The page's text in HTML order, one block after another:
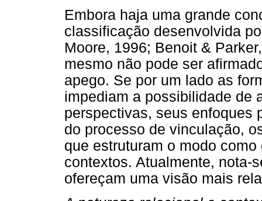
Embora haja uma grande
classificação desenvolvida
Moore, 1996; Benoit &
mesmo não pode ser
apego. Se por um lado as
impediam a possibilidade de
perspectivas, seus enfoques
do processo de vinculação,
que estruturam o modo
contextos. Atualmente, nota-
ofereçam uma visão mais